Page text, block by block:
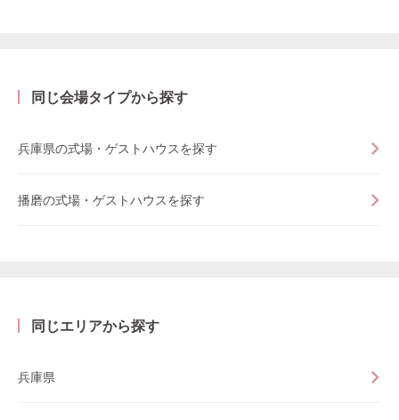
同じ会場タイプから探す
兵庫県の式場・ゲストハウスを探す
播磨の式場・ゲストハウスを探す
同じエリアから探す
兵庫県